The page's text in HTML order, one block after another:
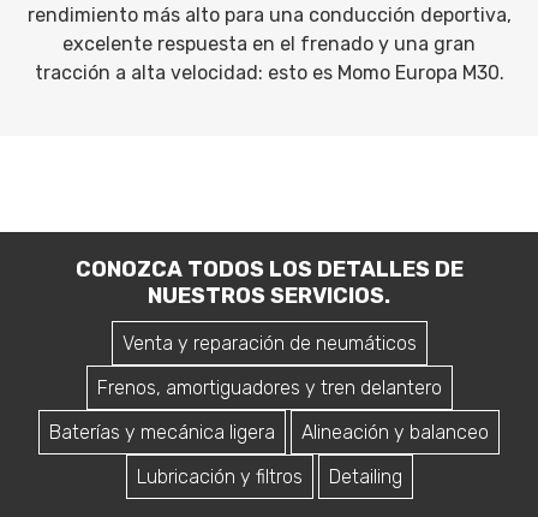
rendimiento más alto para una conducción deportiva,
excelente respuesta en el frenado y una gran
tracción a alta velocidad: esto es Momo Europa M30.
CONOZCA TODOS LOS DETALLES DE
NUESTROS SERVICIOS.
Venta y reparación de neumáticos
Frenos, amortiguadores y tren delantero
Baterías y mecánica ligera
Alineación y balanceo
Lubricación y filtros
Detailing